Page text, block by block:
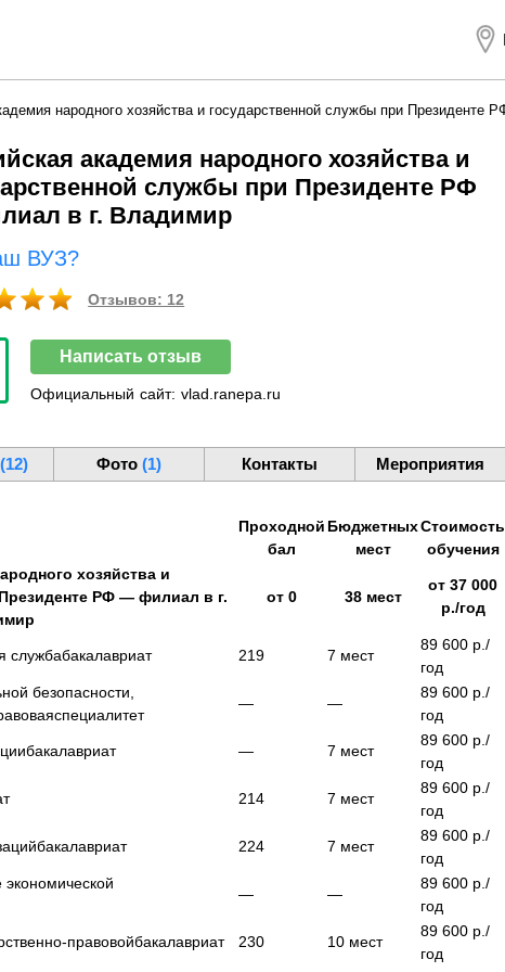
народного хозяйства и государственной службы при
академия народного хозяйства и
службы при Президенте РФ
в г. Владимир
ВУЗ?
Отзывов: 12
Написать отзыв
Официальный сайт: vlad.ranepa.ru
(12) Фото(1) Контакты Мероприятия
Проходной
бал
Бюджетных
мест
Стоимость
обучения
хозяйства и
РФ — филиал в г.
от 0 38 мест
от 37 000
р./год
службабакалавриат 219 7 мест
89 600 р./
год
безопасности,
специалитет
— —
89 600 р./
год
бакалавриат — 7 мест
89 600 р./
год
214 7 мест
89 600 р./
год
бакалавриат 224 7 мест
89 600 р./
год
— —
89 600 р./
год
правовойбакалавриат 230 10 мест
89 600 р./
год